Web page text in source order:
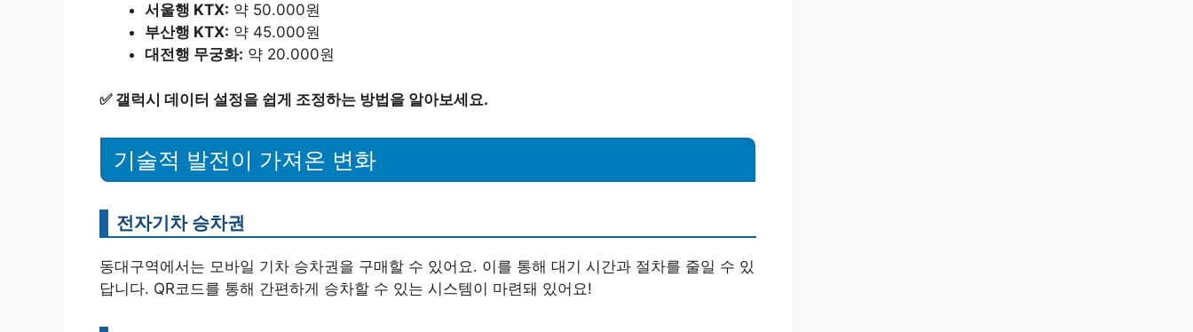
서울행 KTX: 약 50.000원
부산행 KTX: 약 45.000원
대전행 무궁화: 약 20.000원
✅ 갤럭시 데이터 설정을 쉽게 조정하는 방법을 알아보세요.
기술적 발전이 가져온 변화
전자기차 승차권
동대구역에서는 모바일 기차 승차권을 구매할 수 있어요. 이를 통해 대기 시간과 절차를 줄일 수 있
답니다. QR코드를 통해 간편하게 승차할 수 있는 시스템이 마련돼 있어요!